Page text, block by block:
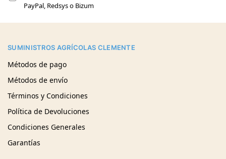
PayPal, Redsys o Bizum
SUMINISTROS AGRÍCOLAS CLEMENTE
Métodos de pago
Métodos de envío
Términos y Condiciones
Política de Devoluciones
Condiciones Generales
Garantías